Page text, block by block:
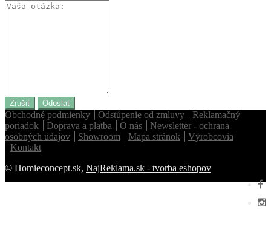
Zrušiť Odoslať
Obchodné podmienky Odstúpenie od zmluvy
Reklamačný
poriadok
Doprava a platba O nás
Newsletter - ochrana
osobných údajov
Showroom Mapa stránok
Výrobcovia
Kontakt
© Homieconcept.sk, NajReklama.sk - tvorba eshopov